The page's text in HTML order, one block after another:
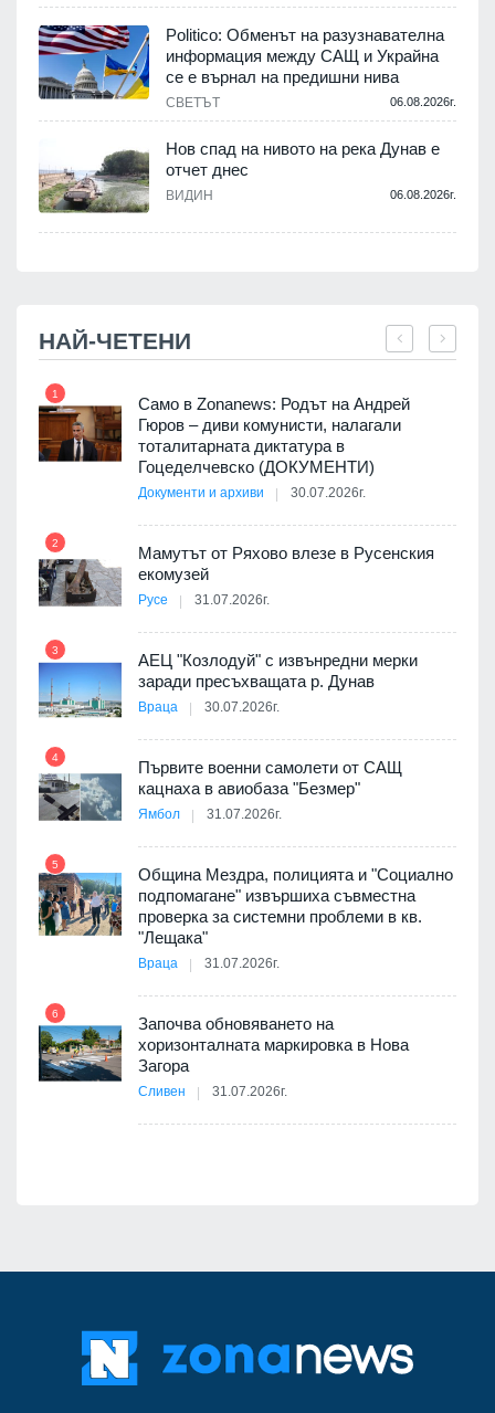
Politico: Обменът на разузнавателна
информация между САЩ и Украйна
се е върнал на предишни нива
СВЕТЪТ 06.08.2026г.
Нов спад на нивото на река Дунав е
отчет днес
ВИДИН 06.08.2026г.
НАЙ-ЧЕТЕНИ
1
Само в Zonanews: Родът на Андрей
Гюров – диви комунисти, налагали
тоталитарната диктатура в
Гоцеделчевско (ДОКУМЕНТИ)
Документи и архиви 30.07.2026г.
2
Мамутът от Ряхово влезе в Русенския
екомузей
Русе 31.07.2026г.
3
АЕЦ "Козлодуй" с извънредни мерки
заради пресъхващата р. Дунав
Враца 30.07.2026г.
4
Първите военни самолети от САЩ
кацнаха в авиобаза "Безмер"
Ямбол 31.07.2026г.
5
Община Мездра, полицията и "Социално
подпомагане" извършиха съвместна
проверка за системни проблеми в кв.
"Лещака"
Враца 31.07.2026г.
6
Започва обновяването на
хоризонталната маркировка в Нова
Загора
Сливен 31.07.2026г.